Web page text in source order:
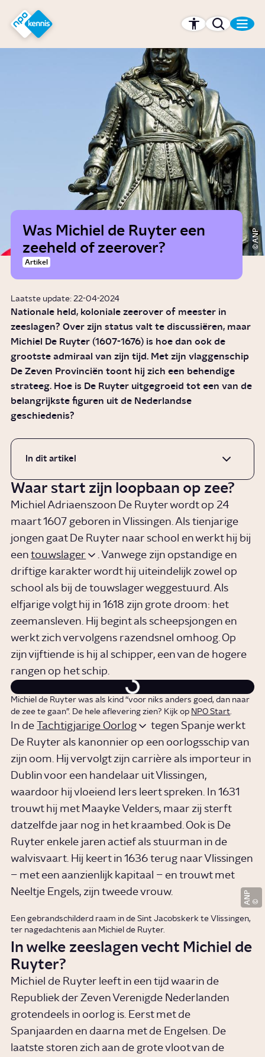
Hét kennisplatform van de NPO
ANP
Was Michiel de Ruyter een
zeeheld of zeerover?
Artikel
Laatste update: 22-04-2024
Nationale held, koloniale zeerover of meester in
zeeslagen? Over zijn status valt te discussiëren, maar
Michiel De Ruyter (1607-1676) is hoe dan ook de
grootste admiraal van zijn tijd. Met zijn vlaggenschip
De Zeven Provinciën toont hij zich een behendige
strateeg. Hoe is De Ruyter uitgegroeid tot een van de
belangrijkste figuren uit de Nederlandse
geschiedenis?
In dit artikel
Waar start zijn loopbaan op zee?
Michiel Adriaenszoon De Ruyter wordt op 24
maart 1607 geboren in Vlissingen. Als tienjarige
jongen gaat De Ruyter naar school en werkt hij bij
eentouwslager
. Vanwege zijn opstandige en
driftige karakter wordt hij uiteindelijk zowel op
school als bij de touwslager weggestuurd. Als
elfjarige volgt hij in 1618 zijn grote droom: het
zeemansleven. Hij begint als scheepsjongen en
werkt zich vervolgens razendsnel omhoog. Op
zijn vijftiende is hij al schipper, een van de hogere
rangen op het schip.
Michiel de Ruyter was als kind “voor niks anders goed, dan naar
de zee te gaan”. De hele aflevering zien? Kijk op NPO Start.
In de Tachtigjarige Oorlog
tegen Spanje werkt
De Ruyter als kanonnier op een oorlogsschip van
zijn oom. Hij vervolgt zijn carrière als importeur in
Dublin voor een handelaar uit Vlissingen,
waardoor hij vloeiend Iers leert spreken. In 1631
trouwt hij met Maayke Velders, maar zij sterft
datzelfde jaar nog in het kraambed. Ook is De
Ruyter enkele jaren actief als stuurman in de
walvisvaart. Hij keert in 1636 terug naar Vlissingen
– met een aanzienlijk kapitaal – en trouwt met
Neeltje Engels, zijn tweede vrouw.
ANP
Een gebrandschilderd raam in de Sint Jacobskerk te Vlissingen,
ter nagedachtenis aan Michiel de Ruyter.
In welke zeeslagen vecht Michiel de
Ruyter?
Michiel de Ruyter leeft in een tijd waarin de
Republiek der Zeven Verenigde Nederlanden
grotendeels in oorlog is. Eerst met de
Spanjaarden en daarna met de Engelsen. De
laatste storen zich aan de grote vloot van de